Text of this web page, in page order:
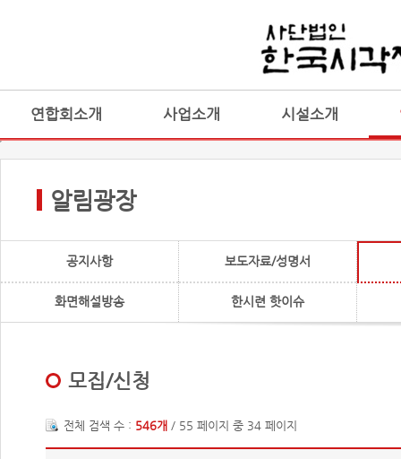
연합회소개 사업소개 시설소개
알림광장
공지사항 보도자료/성명서
화면해설방송 한시련 핫이슈
모집/신청
전체 검색 수 : 546개 / 55 페이지 중 34 페이지